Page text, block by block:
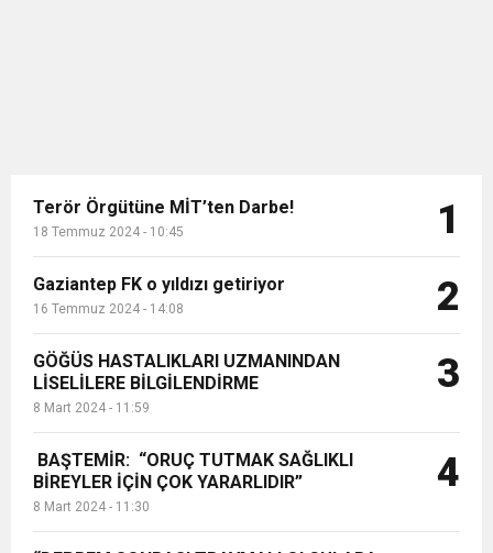
Terör Örgütüne MİT’ten Darbe!
18 Temmuz 2024 - 10:45 1
Gaziantep FK o yıldızı getiriyor
16 Temmuz 2024 - 14:08 2
GÖĞÜS HASTALIKLARI UZMANINDAN
LİSELİLERE BİLGİLENDİRME
8 Mart 2024 - 11:59
3
BAŞTEMİR: “ORUÇ TUTMAK SAĞLIKLI
BİREYLER İÇİN ÇOK YARARLIDIR”
8 Mart 2024 - 11:30
4